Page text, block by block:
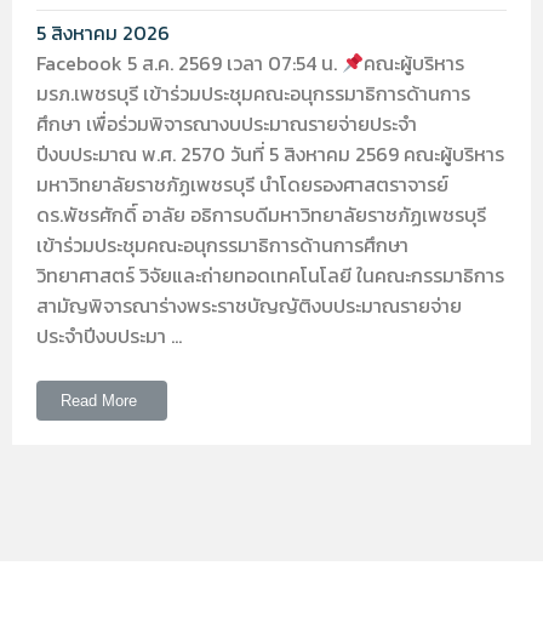
5 สิงหาคม 2026
Facebook 5 ส.ค. 2569 เวลา 07:54 น.
คณะผู้บริหาร
มรภ.เพชรบุรี เข้าร่วมประชุมคณะอนุกรรมาธิการด้านการ
ศึกษา เพื่อร่วมพิจารณางบประมาณรายจ่ายประจำ
ปีงบประมาณ พ.ศ. 2570 วันที่ 5 สิงหาคม 2569 คณะผู้บริหาร
มหาวิทยาลัยราชภัฏเพชรบุรี นำโดยรองศาสตราจารย์
ดร.พัชรศักดิ์ อาลัย อธิการบดีมหาวิทยาลัยราชภัฏเพชรบุรี
เข้าร่วมประชุมคณะอนุกรรมาธิการด้านการศึกษา
วิทยาศาสตร์ วิจัยและถ่ายทอดเทคโนโลยี ในคณะกรรมาธิการ
สามัญพิจารณาร่างพระราชบัญญัติงบประมาณรายจ่าย
ประจำปีงบประมา …
Read More